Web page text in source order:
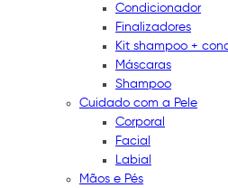
Condicionador
Finalizadores
Kit shampoo +
Máscaras
Shampoo
Cuidado com a Pele
Corporal
Facial
Labial
Mãos e Pés